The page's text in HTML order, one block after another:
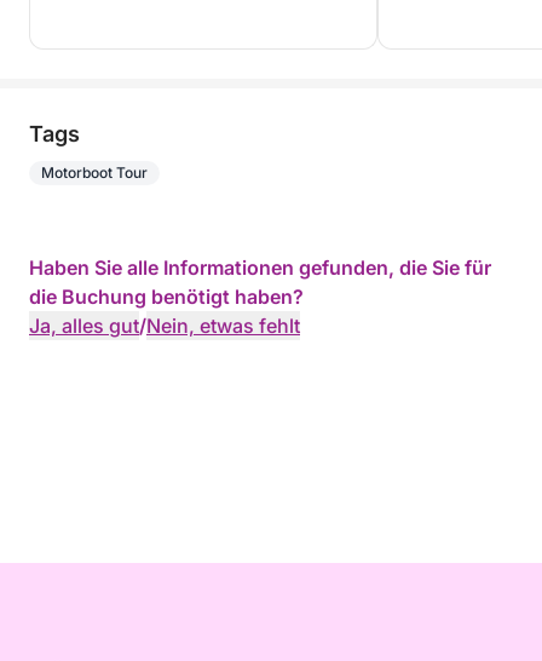
Tags
Motorboot Tour
Haben Sie alle Informationen gefunden, die Sie für
die Buchung benötigt haben?
Ja, alles gut/Nein, etwas fehlt